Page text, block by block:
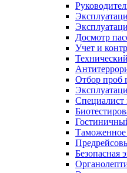
Досмотр
Учет и
Отбор проб
Специалист
Таможенное
Безопасная